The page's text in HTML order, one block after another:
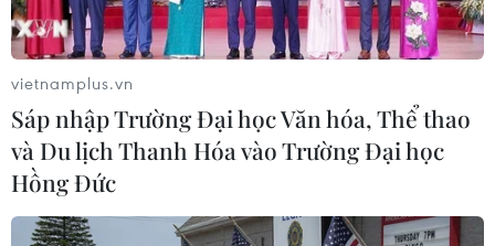
#Vẹt mào lưu huỳnh
Australia
Theo dõi VietnamPlus
vietnamplus.vn
Sáp nhập Trường Đại học Văn hóa, Thể thao
và Du lịch Thanh Hóa vào Trường Đại học
Hồng Đức